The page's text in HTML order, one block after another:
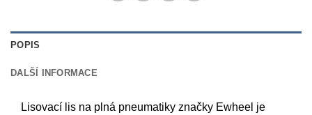
POPIS
DALŠÍ INFORMACE
Lisovací lis na plná pneumatiky značky Ewheel je